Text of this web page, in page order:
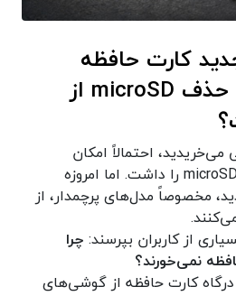
کارت حافظه
نمی‌خورند؟ دلیل حذف microSD از
احتمالاً امکان
استفاده از کارت حافظه microSD را داشت. اما امروزه
مخصوصاً مدل‌های پرچمدار، از
از کاربران بپرسند: چرا
نمی‌خورند؟
کارت حافظه از گوشی‌های